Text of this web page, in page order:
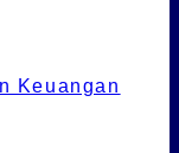
Keuangan